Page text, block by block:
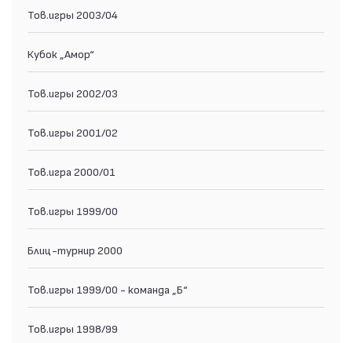
Тов.игры 2003/04
Кубок „Амор“
Тов.игры 2002/03
Тов.игры 2001/02
Тов.игра 2000/01
Тов.игры 1999/00
Блиц-турнир 2000
Тов.игры 1999/00 - команда „Б“
Тов.игры 1998/99